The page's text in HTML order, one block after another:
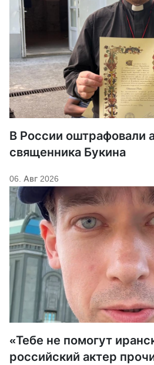
В России оштрафовали
священника Букина
06. Авг 2026
«Тебе не помогут
российский актер